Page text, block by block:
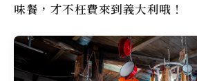
味餐，才不枉費來到義大利哦！